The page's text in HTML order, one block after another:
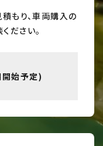
もり、車両購入の
ださい。
始予定)